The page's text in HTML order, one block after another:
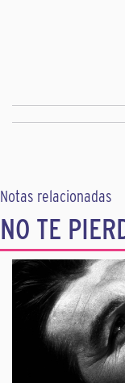
Notas relacionadas
NO TE